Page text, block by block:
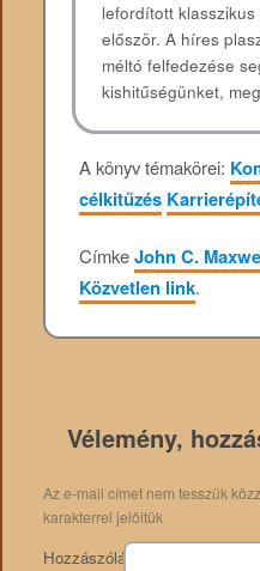
lefordított
először. A híres
méltó felfedezése
kishitűségünket,
A könyv témakörei:
célkitűzés
CímkeJohn C.
Közvetlen link.
Vélemény,
Az e-mail címet nem tesszük
karakterrel jelöltük
Hozzászólás